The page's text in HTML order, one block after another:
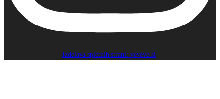
Izdelava spletnih strani: veveve.si